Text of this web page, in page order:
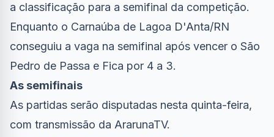
a classificação para a semifinal da competição.
Enquanto o Carnaúba de Lagoa D'Anta/RN
conseguiu a vaga na semifinal após vencer o São
Pedro de Passa e Fica por 4 a 3.
As semifinais
As partidas serão disputadas nesta quinta-feira,
com transmissão da ArarunaTV.